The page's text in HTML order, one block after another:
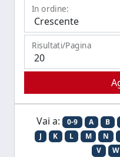
In ordine:
Risultati/Pagina
Vai a: 0-9 A B
J
K L M N
V
W